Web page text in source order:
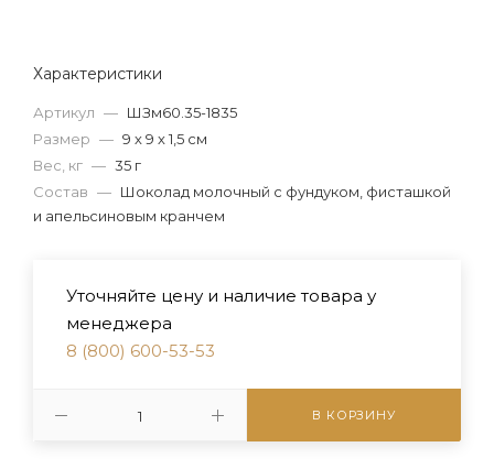
Характеристики
Артикул — ШЗм60.35-1835
Размер — 9 х 9 х 1,5 см
Вес, кг — 35 г
Состав — Шоколад молочный с фундуком, фисташкой
и апельсиновым кранчем
Уточняйте цену и наличие товара у
менеджера
8 (800) 600-53-53
В КОРЗИНУ